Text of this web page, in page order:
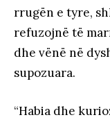
rrugën e tyre,
refuzojnë të
dhe vënë në
supozuara.
“Habia dhe